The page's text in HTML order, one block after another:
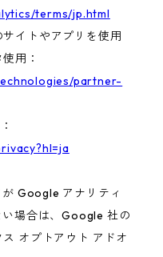
terms/jp.html
イトやアプリを使用
用：
partner-
Google アナリティ
場合は、Google 社の
オプトアウト アドオ